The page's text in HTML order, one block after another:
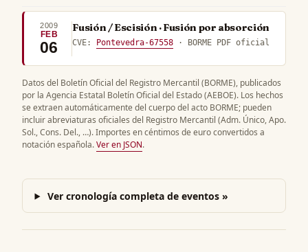
2009
FEB
06
Fusión / Escisión · Fusión por absorción
CVE: Pontevedra-67558 · BORME PDF oficial
Datos del Boletín Oficial del Registro Mercantil (BORME), publicados
por la Agencia Estatal Boletín Oficial del Estado (AEBOE). Los hechos
se extraen automáticamente del cuerpo del acto BORME; pueden
incluir abreviaturas oficiales del Registro Mercantil (Adm. Único, Apo.
Sol., Cons. Del., …). Importes en céntimos de euro convertidos a
notación española.Ver en JSON.
Ver cronología completa de eventos »